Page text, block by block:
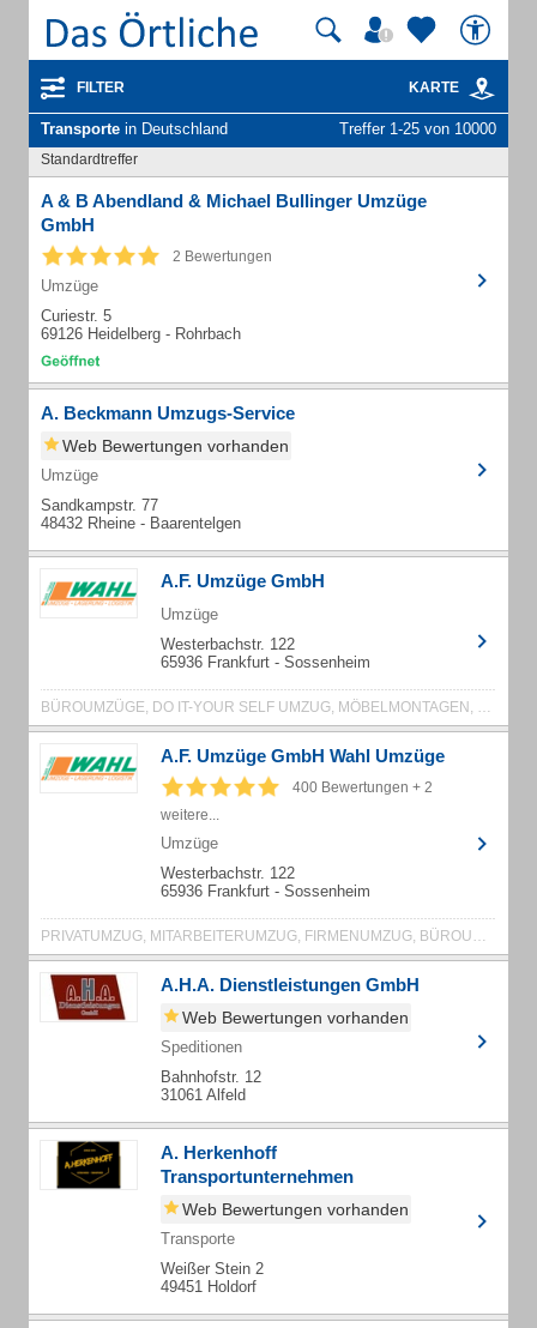
FILTER KARTE
Transporte in Deutschland Treffer 1-25 von 10000
Standardtreffer
A & B Abendland & Michael Bullinger Umzüge
GmbH
2 Bewertungen
Umzüge
Curiestr. 5
69126 Heidelberg - Rohrbach
A. Beckmann Umzugs-Service
Web Bewertungen vorhanden
Umzüge
Sandkampstr. 77
48432 Rheine - Baarentelgen
A.F. Umzüge GmbH
Umzüge
Westerbachstr. 122
65936 Frankfurt - Sossenheim
BÜROUMZÜGE, DO IT-YOUR SELF UMZUG, MÖBELMONTAGEN, UMZUG, UMZÜGE, ÜBERSEEUMZÜGE, BÜROUMZUG, LAGERUNG, PRIVATUMZUG, SENIORENUMZUG, ÜBERSEEUMZUG, ARCHIVUMZÜGE, FERNUMZÜGE, FIRMENUMZUG, KLAVIERTRANSPORTE, KÜCHENMONTAGE, LAGERUMZÜGE, MITARBEITERUMZUG, MÖBELLAGERUNG, MÖBELMONTAGE, MÖBELSPEDITIONEN, MÖBELTRANSPORTE, UMZUGSERVICE, UMZUGSSPEDITION, UMZUGSTRANSPORTE, UMZUGSUNTERNEHMEN, ÜBERSEE-UMZUG
A.F. Umzüge GmbH Wahl Umzüge
400 Bewertungen + 2
weitere...
Umzüge
Westerbachstr. 122
65936 Frankfurt - Sossenheim
PRIVATUMZUG, MITARBEITERUMZUG, FIRMENUMZUG, BÜROUMZUG, ÜBERSEE-UMZUG, LAGERUNG, KÜCHENMONTAGE, MÖBELMONTAGE, UMZUGSTRANSPORTE, UMZÜGE, UMZUGSUNTERNEHMEN, LAGERUMZÜGE, MÖBELSPEDITIONEN, MÖBELTRANSPORTE, MÖBELLAGERUNG, UMZUGSERVICE, BÜROUMZÜGE, UMZUGSSPEDITION, FERNUMZÜGE, KLAVIERTRANSPORTE, ARCHIVUMZÜGE
A.H.A. Dienstleistungen GmbH
Web Bewertungen vorhanden
Speditionen
Bahnhofstr. 12
31061 Alfeld
A. Herkenhoff
Transportunternehmen
Web Bewertungen vorhanden
Transporte
Weißer Stein 2
49451 Holdorf